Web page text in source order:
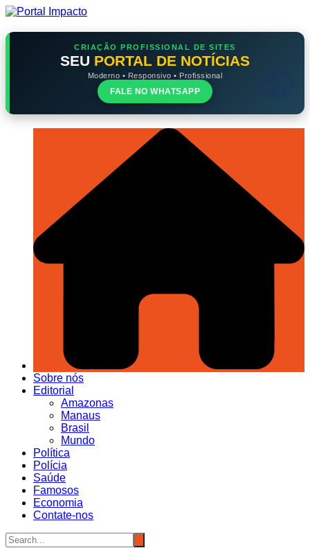
Ir
o
CRIAÇÃO PROFISSIONAL DE SITES
SEU PORTAL DE NOTÍCIAS
Moderno • Responsivo • Profissional
FALE NO WHATSAPP
Sobre nós
Editorial
Amazonas
Manaus
Brasil
Mundo
Política
Polícia
Saúde
Famosos
Economia
Contate-nos